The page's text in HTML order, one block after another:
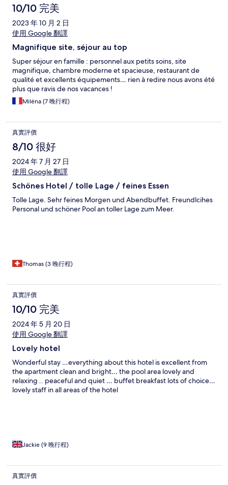
10/10 完美
2023 年 10 月 2 日
使用 Google 翻譯
Magnifique site, séjour au top
Super séjour en famille : personnel aux petits soins, site
magnifique, chambre moderne et spacieuse, restaurant de
qualité et excellents équipements… rien à redire nous avons été
plus que ravis de nos vacances !
Miléna (7 晚行程)
真實評價
8/10 很好
2024 年 7 月 27 日
使用 Google 翻譯
Schönes Hotel / tolle Lage / feines Essen
Tolle Lage. Sehr feines Morgen und Abendbuffet. Freundlcihes
Personal und schöner Pool an toller Lage zum Meer.
Thomas (3 晚行程)
真實評價
10/10 完美
2024 年 5 月 20 日
使用 Google 翻譯
Lovely hotel
Wonderful stay …everything about this hotel is excellent from
the apartment clean and bright… the pool area lovely and
relaxing .. peaceful and quiet … buffet breakfast lots of choice…
lovely staff in all areas of the hotel
Jackie (9 晚行程)
真實評價